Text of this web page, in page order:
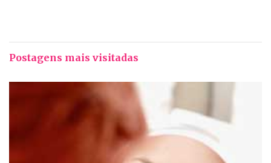
Postagens mais visitadas